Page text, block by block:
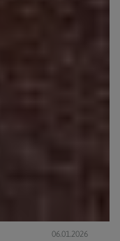
06.01.2026